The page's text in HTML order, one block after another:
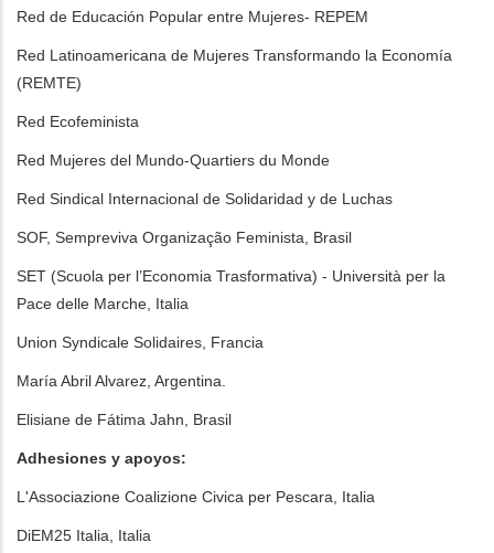
Red de Educación Popular entre Mujeres- REPEM
Red Latinoamericana de Mujeres Transformando la Economía
(REMTE)
Red Ecofeminista
Red Mujeres del Mundo-Quartiers du Monde
Red Sindical Internacional de Solidaridad y de Luchas
SOF, Sempreviva Organização Feminista, Brasil
SET (Scuola per l’Economia Trasformativa) - Università per la
Pace delle Marche, Italia
Union Syndicale Solidaires, Francia
María Abril Alvarez, Argentina.
Elisiane de Fátima Jahn, Brasil
Adhesiones y apoyos:
L'Associazione Coalizione Civica per Pescara, Italia
DiEM25 Italia, Italia